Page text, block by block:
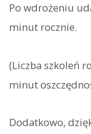
Po wdrożeniu
minut rocznie.
(Liczba szkoleń
minut
Dodatkowo,